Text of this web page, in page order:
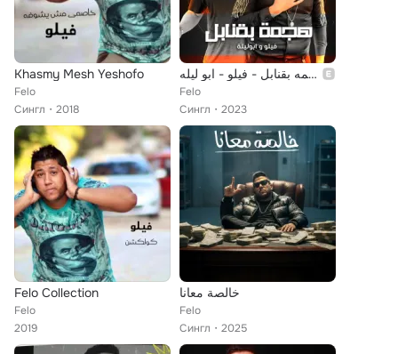
Khasmy Mesh Yeshofo
Felo
Сингл
2018
مهرجان - هجمه بقنابل - فيلو - ابو ليله
Felo
Сингл
2023
Felo Collection
Felo
2019
خالصة معانا
Felo
Сингл
2025